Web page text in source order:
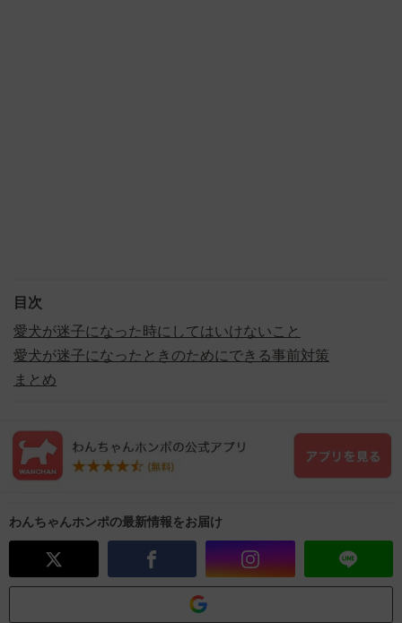
目次
愛犬が迷子になった時にしてはいけないこと
愛犬が迷子になったときのためにできる事前対策
まとめ
わんちゃんホンポの最新情報をお届け